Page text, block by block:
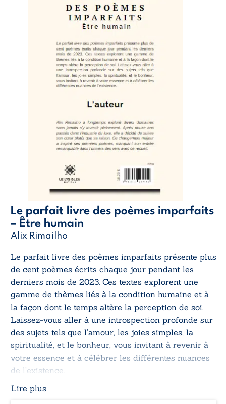
Le parfait livre des poèmes imparfaits
– Être humain
Alix Rimailho
Le parfait livre des poèmes imparfaits présente plus
de cent poèmes écrits chaque jour pendant les
derniers mois de 2023. Ces textes explorent une
gamme de thèmes liés à la condition humaine et à
la façon dont le temps altère la perception de soi.
Laissez-vous aller à une introspection profonde sur
des sujets tels que l’amour, les joies simples, la
spiritualité, et le bonheur, vous invitant à revenir à
votre essence et à célébrer les différentes nuances
de l’existence.
Lire plus